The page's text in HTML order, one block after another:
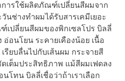
ารใช้ผลิตภัณฑ์เปลี่ยนสีผมจาก
นช่างทำผมได้รับสารเคมีเยอะ
เปลี่ยนสีผมของพิกเซลโปร บิลลี่
อ่อนโยน ระคายเคืองน้อย เนื้อ
รียบลื่นไปกับเส้นผม กระจายสี
เต็มประสิทธิภาพ แม้สีผมเฟดลง
โทน บิลลี่เชื่อว่าถ้าเราเลือก